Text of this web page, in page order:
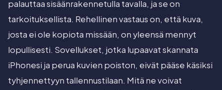
palauttaa sisäänrakennetulla tavalla, ja se on
tarkoituksellista. Rehellinen vastaus on, että kuva,
josta ei ole kopiota missään, on yleensä mennyt
lopullisesti. Sovellukset, jotka lupaavat skannata
iPhonesi ja perua kuvien poiston, eivät pääse käsiksi
tyhjennettyyn tallennustilaan. Mitä ne voivat